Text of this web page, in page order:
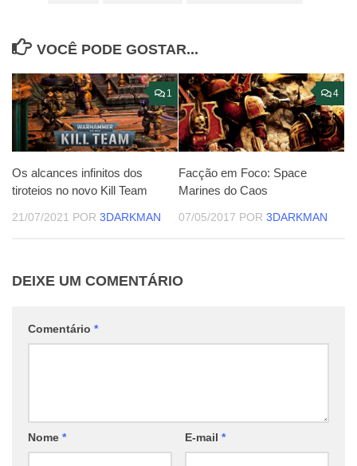
VOCÊ PODE GOSTAR...
1
Os alcances infinitos dos
tiroteios no novo Kill Team
21/07/2021 POR 3DARKMAN
4
Facção em Foco: Space
Marines do Caos
07/05/2017 POR 3DARKMAN
DEIXE UM COMENTÁRIO
Comentário *
Nome * E-mail *